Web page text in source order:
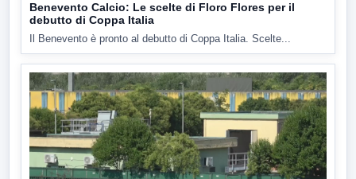
Benevento Calcio: Le scelte di Floro Flores per il
debutto di Coppa Italia
Il Benevento è pronto al debutto di Coppa Italia. Scelte...